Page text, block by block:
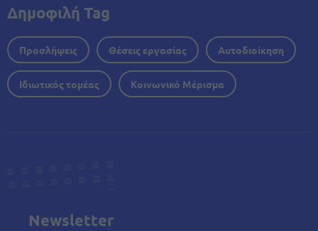
Δημοφιλή Tag
Προσλήψεις Θέσεις εργασίας Αυτοδιοίκηση
Ιδιωτικός τομέας Κοινωνικό Μέρισμα
Newsletter